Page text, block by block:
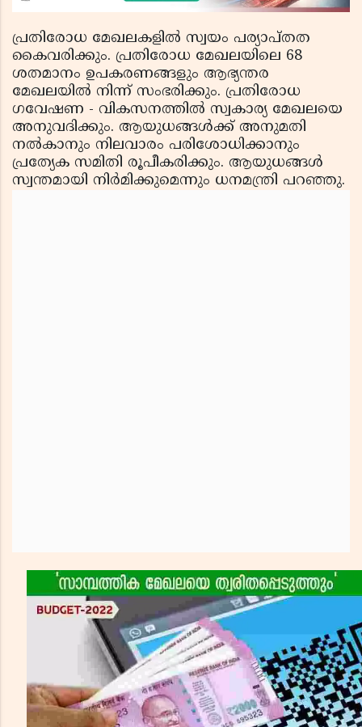
പ്രതിരോധ മേഖലകളില്‍ സ്വയം പര്യാപ്തത
കൈവരിക്കും. പ്രതിരോധ മേഖലയിലെ 68
ശതമാനം ഉപകരണങ്ങളും ആഭ്യന്തര
മേഖലയില്‍ നിന്ന് സംഭരിക്കും. പ്രതിരോധ
ഗവേഷണ - വികസനത്തില്‍ സ്വകാര്യ മേഖലയെ
അനുവദിക്കും. ആയുധങ്ങള്‍ക്ക് അനുമതി
നല്‍കാനും നിലവാരം പരിശോധിക്കാനും
പ്രത്യേക സമിതി രൂപീകരിക്കും. ആയുധങ്ങള്‍
സ്വന്തമായി നിര്‍മിക്കുമെന്നും ധനമന്ത്രി പറഞ്ഞു.